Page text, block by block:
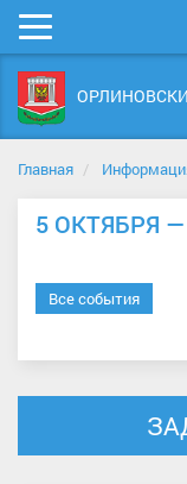
Мобильное
меню
Главная
5 ОКТЯБРЯ
Все события